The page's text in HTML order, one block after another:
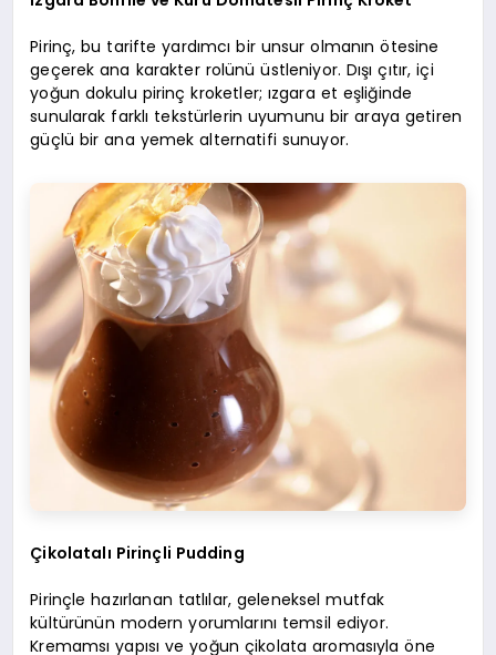
Pirinç, bu tarifte yardımcı bir unsur olmanın ötesine
geçerek ana karakter rolünü üstleniyor. Dışı çıtır, içi
yoğun dokulu pirinç kroketler; ızgara et eşliğinde
sunularak farklı tekstürlerin uyumunu bir araya getiren
güçlü bir ana yemek alternatifi sunuyor.
Çikolatalı Pirinçli Pudding
Pirinçle hazırlanan tatlılar, geleneksel mutfak
kültürünün modern yorumlarını temsil ediyor.
Kremamsı yapısı ve yoğun çikolata aromasıyla öne